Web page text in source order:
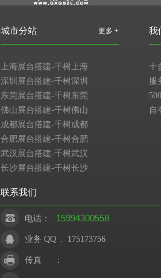
更多 +
城市分站
上海展台搭建-千树上海
深圳展台搭建-千树深圳
东莞展台搭建-千树东莞
佛山展台搭建-千树佛山
成都展台搭建-千树成都
合肥展台搭建-千树合肥
武汉展台搭建-千树武汉
长沙展台搭建-千树长沙
我
十
服
自
联系我们
电话： 15994300558
业务 QQ : 175173756
传真 ：